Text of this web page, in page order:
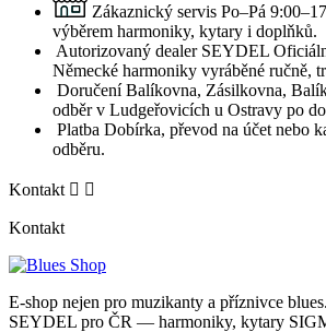
Zákaznický servis Po–Pá
výběrem harmoniky, kytary i doplňků.
Autorizovaný dealer SEYDEL
Německé harmoniky vyráběné ručně,
Doručení Balíkovna, Zásilkovna,
odběr v Ludgeřovicích u Ostravy po
Platba Dobírka, převod na účet nebo
odběru.
Kontakt  
Kontakt
E-shop nejen pro muzikanty a příznivce
SEYDEL pro ČR — harmoniky, kytary